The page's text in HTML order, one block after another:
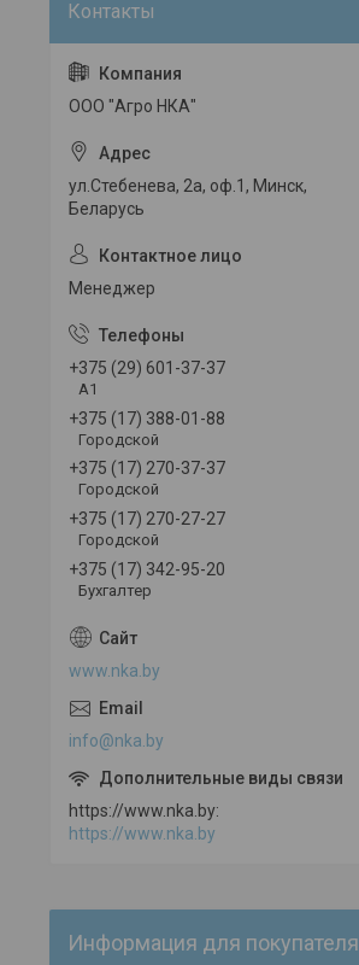
ООО "Агро НКА"
ул.Стебенева, 2а, оф.1, Минск,
Беларусь
Менеджер
+375 (29) 601-37-37
A1
+375 (17) 388-01-88
Городской
+375 (17) 270-37-37
Городской
+375 (17) 270-27-27
Городской
+375 (17) 342-95-20
Бухгалтер
www.nka.by
info@nka.by
https://www.nka.by
https://www.nka.by
Информация для покупателя